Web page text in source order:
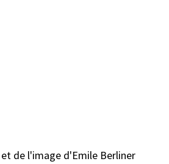
et de l'image d'Emile Berliner